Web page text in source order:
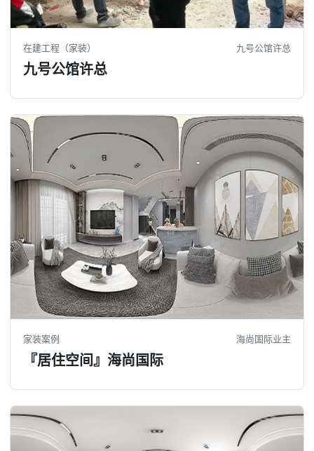
在建工程（家装） 九号公馆许总
九号公馆许总
家装案例 海尚国际业主
『居住空间』海尚国际